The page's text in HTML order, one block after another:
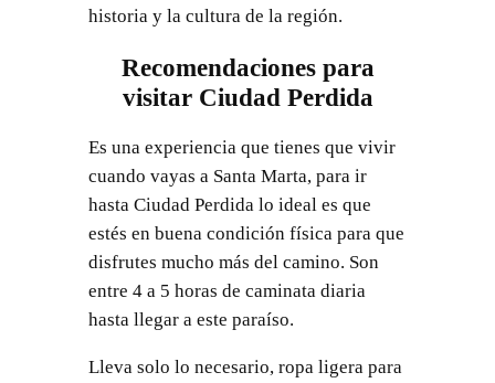
historia y la cultura de la región.
Recomendaciones para
visitar Ciudad Perdida
Es una experiencia que tienes que vivir
cuando vayas a Santa Marta, para ir
hasta Ciudad Perdida lo ideal es que
estés en buena condición física para que
disfrutes mucho más del camino. Son
entre 4 a 5 horas de caminata diaria
hasta llegar a este paraíso.
Lleva solo lo necesario, ropa ligera para